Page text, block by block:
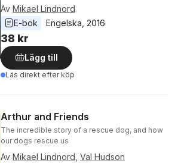
Av Mikael Lindnord
E-bok
Engelska 2016
38 kr
Lägg till
Läs direkt efter köp
Arthur and Friends
The incredible story of a rescue dog, and how
our dogs rescue us
Av Mikael Lindnord Val Hudson